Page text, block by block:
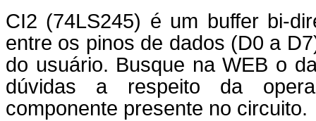
CI2 (74LS245) é um buffer bi-
entre os pinos de dados (D0 a
do usuário. Busque na WEB o
dúvidas a respeito da
componente presente no circuito.